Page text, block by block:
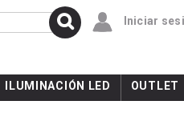
Iniciar
ILUMINACIÓN LED OUTLET